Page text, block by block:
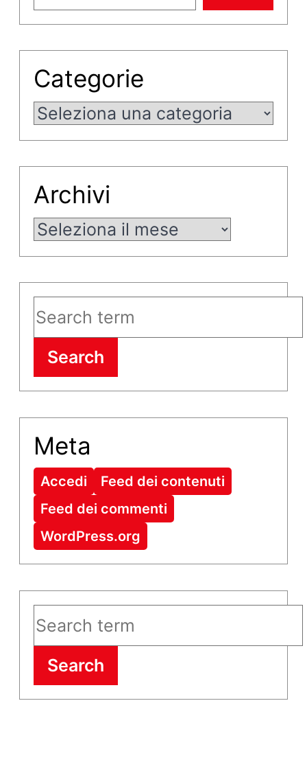
Categorie
Categorie
Archivi
Archivi
Search
Meta
Accedi
Feed dei contenuti
Feed dei commenti
WordPress.org
Search